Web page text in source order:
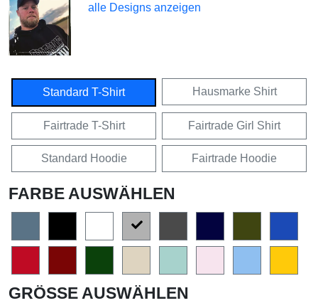
alle Designs anzeigen
Standard T-Shirt Hausmarke Shirt
Fairtrade T-Shirt Fairtrade Girl Shirt
Standard Hoodie Fairtrade Hoodie
FARBE AUSWÄHLEN
GRÖSSE AUSWÄHLEN